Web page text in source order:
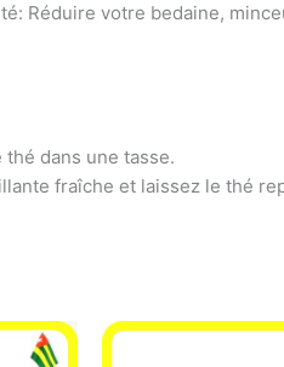
Réduire votre bedaine,
dans une tasse.
fraîche et laissez le thé